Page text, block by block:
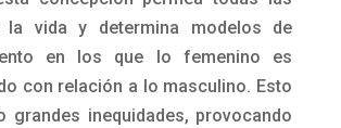
la vida y determina modelos de
en los que lo femenino es
con relación a lo masculino. Esto
grandes inequidades, provocando